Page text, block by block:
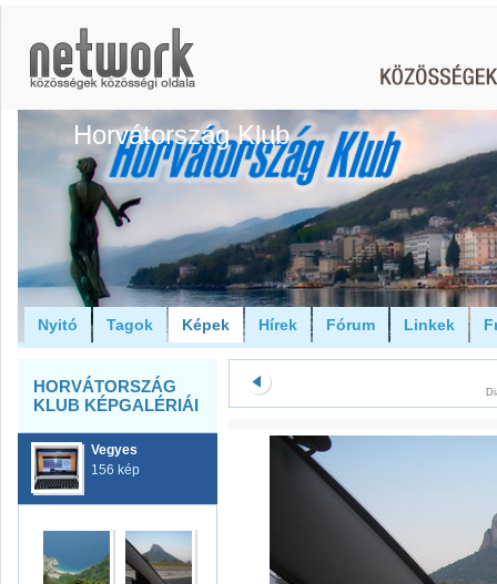
Horvátország Klub
Nyitó Tagok Képek Hírek Fórum Linkek
HORVÁTORSZÁG
KLUB KÉPGALÉRIÁI
Vegyes
156 kép